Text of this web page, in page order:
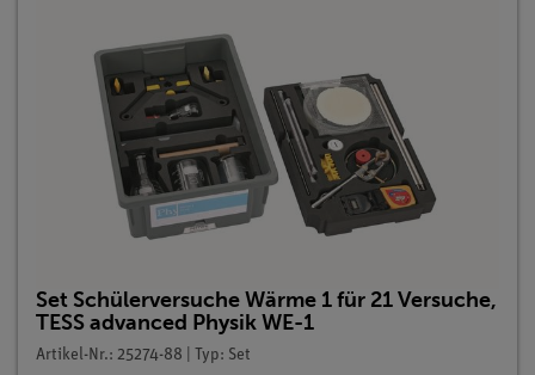
Set Schülerversuche Wärme 1 für 21 Versuche,
TESS advanced Physik WE-1
Artikel-Nr.: 25274-88 | Typ: Set